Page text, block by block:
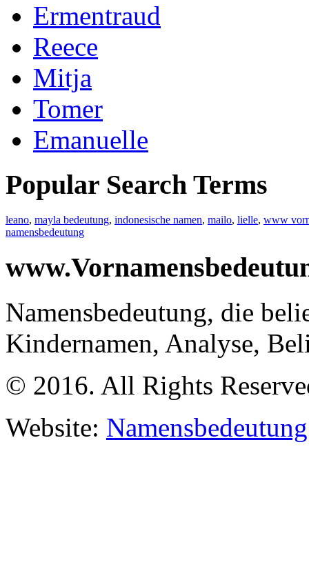
Ermentraud
Reece
Mitja
Tomer
Emanuelle
Popular Search Terms
leano, mayla bedeutung, indonesische namen, mailo, lielle, www
namensbedeutung
Namensbedeutung, die
Kindernamen, Analyse,
© 2016. All Rights
Website: Namensbedeutung